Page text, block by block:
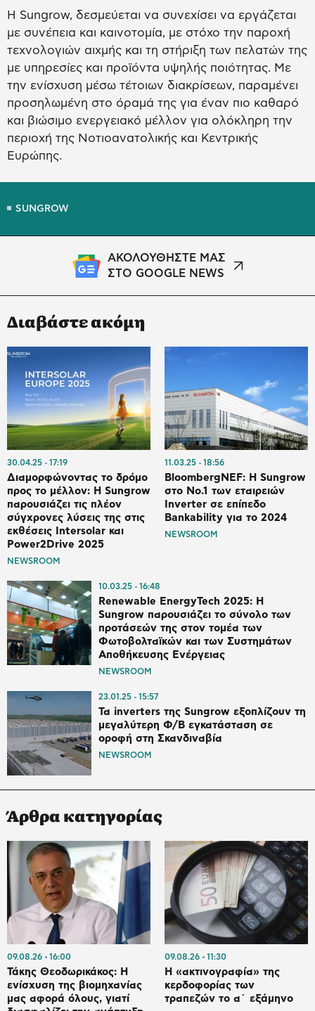
Η Sungrow, δεσμεύεται να συνεχίσει να εργάζεται
με συνέπεια και καινοτομία, με στόχο την παροχή
τεχνολογιών αιχμής και τη στήριξη των πελατών της
με υπηρεσίες και προϊόντα υψηλής ποιότητας. Με
την ενίσχυση μέσω τέτοιων διακρίσεων, παραμένει
προσηλωμένη στο όραμά της για έναν πιο καθαρό
και βιώσιμο ενεργειακό μέλλον για ολόκληρη την
περιοχή της Νοτιοανατολικής και Κεντρικής
Ευρώπης.
SUNGROW
ΑΚΟΛΟΥΘΗΣΤΕ ΜΑΣ
ΣΤΟ GOOGLE NEWS
Διαβάστε ακόμη
30.04.25 17:19
Διαμορφώνοντας το δρόμο
προς το μέλλον: Η Sungrow
παρουσιάζει τις πλέον
σύγχρονες λύσεις της στις
εκθέσεις Intersolar και
Power2Drive 2025
NEWSROOM
11.03.25 18:56
BloombergNEF: H Sungrow
στο Νο.1 των εταιρειών
Inverter σε επίπεδο
Bankability για το 2024
NEWSROOM
10.03.25 16:48
Renewable EnergyTech 2025: Η
Sungrow παρουσιάζει το σύνολο των
προτάσεών της στον τομέα των
Φωτοβολταϊκών και των Συστημάτων
Αποθήκευσης Ενέργειας
NEWSROOM
23.01.25 15:57
Τα inverters της Sungrow εξοπλίζουν τη
μεγαλύτερη Φ/Β εγκατάσταση σε
οροφή στη Σκανδιναβία
NEWSROOM
Άρθρα κατηγορίας
09.08.26 16:00
Τάκης Θεοδωρικάκος: Η
ενίσχυση της βιομηχανίας
μας αφορά όλους, γιατί
09.08.26 11:30
Η «ακτινογραφία» της
κερδοφορίας των
τραπεζών το α΄ εξάμηνο